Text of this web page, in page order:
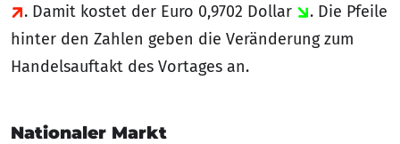
. Damit kostet der Euro 0,9702 Dollar
. Die Pfeile
hinter den Zahlen geben die Veränderung zum
Handelsauftakt des Vortages an.
Nationaler Markt